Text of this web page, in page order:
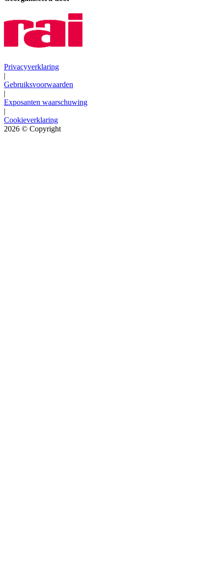
Privacyverklaring
|
Gebruiksvoorwaarden
|
Exposanten waarschuwing
|
Cookieverklaring
2026 © Copyright